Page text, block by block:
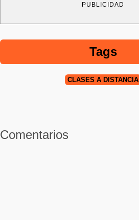
PUBLICIDAD
Tags
CLASES A DISTANCIA
Comentarios